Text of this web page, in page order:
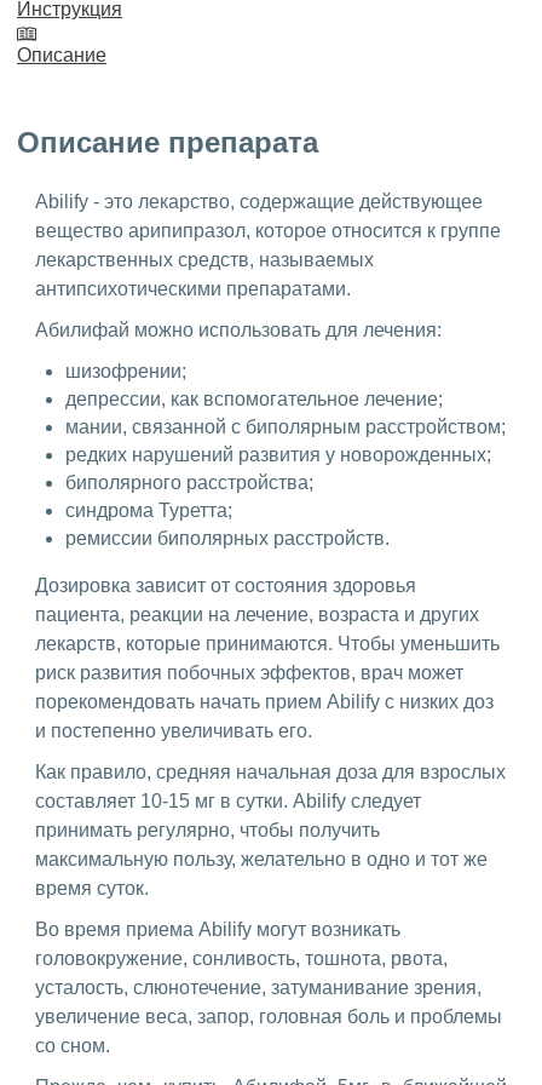
Инструкция
Описание
Описание препарата
Abilify - это лекарство, содержащие действующее
вещество арипипразол, которое относится к группе
лекарственных средств, называемых
антипсихотическими препаратами.
Абилифай можно использовать для лечения:
шизофрении;
депрессии, как вспомогательное лечение;
мании, связанной с биполярным расстройством;
редких нарушений развития у новорожденных;
биполярного расстройства;
синдрома Туретта;
ремиссии биполярных расстройств.
Дозировка зависит от состояния здоровья
пациента, реакции на лечение, возраста и других
лекарств, которые принимаются. Чтобы уменьшить
риск развития побочных эффектов, врач может
порекомендовать начать прием Abilify с низких доз
и постепенно увеличивать его.
Как правило, средняя начальная доза для взрослых
составляет 10-15 мг в сутки. Abilify следует
принимать регулярно, чтобы получить
максимальную пользу, желательно в одно и тот же
время суток.
Во время приема Abilify могут возникать
головокружение, сонливость, тошнота, рвота,
усталость, слюнотечение, затуманивание зрения,
увеличение веса, запор, головная боль и проблемы
со сном.